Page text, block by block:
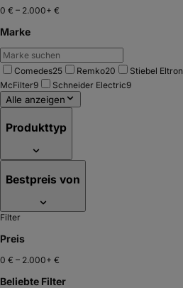
0 € – 2.000+ €
Marke
Comedes25 Remko20 Stiebel Eltron
McFilter9 Schneider Electric9
Alle anzeigen
Produkttyp
Bestpreis von
Filter
Preis
0 € – 2.000+ €
Beliebte Filter